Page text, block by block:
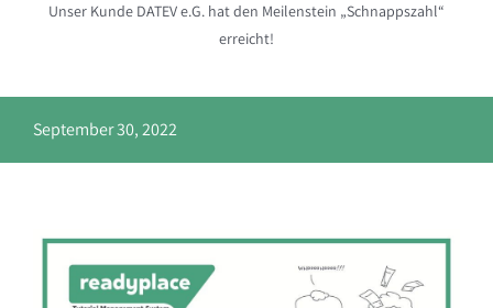
Neuigkeiten
Datenschutzerklärung
Impressum
Unser Kunde DATEV e.G. hat den Meilenstein „Schnappszahl“
erreicht!
September 30, 2022